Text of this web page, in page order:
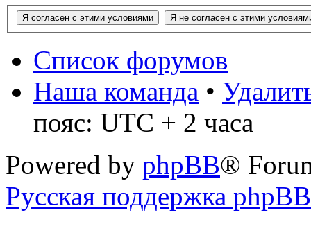
Список форумов
Наша команда •
пояс: UTC + 2 часа
Powered by phpBB®
Русская поддержка phpBB